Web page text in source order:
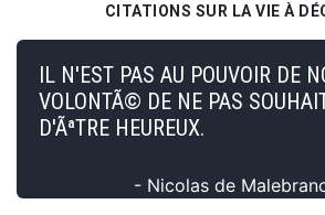
CITATIONS SUR LA VIE À
IL N'EST PAS AU POUVOIR DE
VOLONTÃ© DE NE PAS
D'ÃªTRE HEUREUX.
- Nicolas de